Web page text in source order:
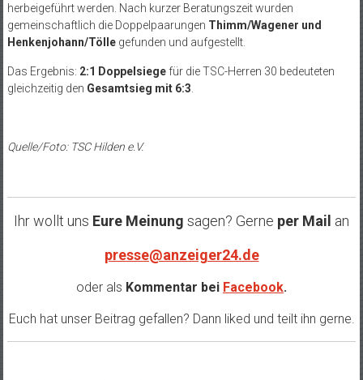
herbeigeführt werden. Nach kurzer Beratungszeit wurden
gemeinschaftlich die Doppelpaarungen Thimm/Wagener und
Henkenjohann/Tölle gefunden und aufgestellt.
Das Ergebnis: 2:1 Doppelsiegefür die TSC-Herren 30 bedeuteten
gleichzeitig den Gesamtsieg mit 6:3
Quelle/Foto: TSC Hilden e.V.
Ihr wollt uns Eure Meinung sagen? Gerne per Mail an
presse@anzeiger24.de
oder als Kommentar bei Facebook.
Euch hat unser Beitrag gefallen? Dann liked und teilt ihn gerne.